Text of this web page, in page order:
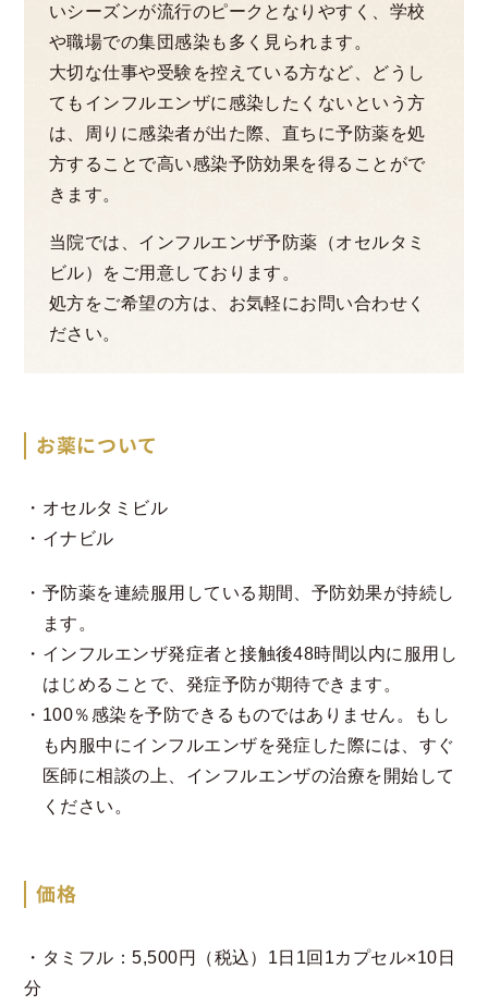
いシーズンが流行のピークとなりやすく、学校
や職場での集団感染も多く見られます。
大切な仕事や受験を控えている方など、どうし
てもインフルエンザに感染したくないという方
は、周りに感染者が出た際、直ちに予防薬を処
方することで高い感染予防効果を得ることがで
きます。
当院では、インフルエンザ予防薬（オセルタミ
ビル）をご用意しております。
処方をご希望の方は、お気軽にお問い合わせく
ださい。
お薬について
・オセルタミビル
・イナビル
予防薬を連続服用している期間、予防効果が持続し
ます。
インフルエンザ発症者と接触後48時間以内に服用し
はじめることで、発症予防が期待できます。
100％感染を予防できるものではありません。もし
も内服中にインフルエンザを発症した際には、すぐ
医師に相談の上、インフルエンザの治療を開始して
ください。
価格
・タミフル：5,500円（税込）1日1回1カプセル×10日
分